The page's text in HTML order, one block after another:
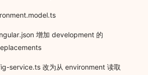
增加 development 的
service.ts 改为从 environment 读取